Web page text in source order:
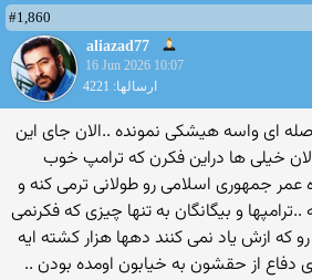
#1,860
aliazad77
16 Jun 2026 10:07
ارسالها: 4221
ای واسه هیشکی نمونده ..الان جای این
الان خیلی ها دراین فکرن که ترامپ خوب
عمر جمهوری اسلامی رو طولانی ترمی کنه و
و بیگانگان به تنها چیزی که فکرنمی
که ازش یاد نمی کنند دهها هزار کشته ایه
دفاع از حقشون به خیابون اومده بودن ..